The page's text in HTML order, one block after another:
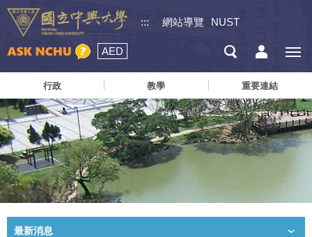
::: 網站導覽 NUST
AED
行政 教學 重要連結
最新消息